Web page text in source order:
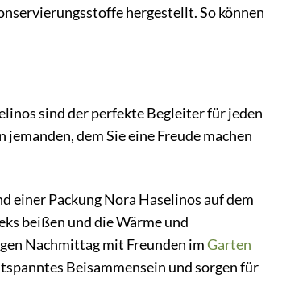
hergestellt. So können
sind der perfekte Begleiter für jeden
dem Sie eine Freude machen
einer Packung Nora Haselinos auf dem
beißen und die Wärme und
Nachmittag mit Freunden imGarten
Beisammensein und sorgen für